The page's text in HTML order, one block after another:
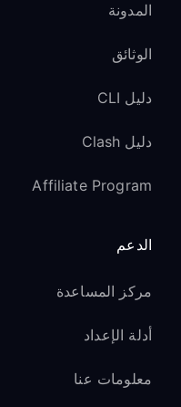
المدونة
الوثائق
دليل CLI
دليل Clash
Affiliate Program
الدعم
مركز المساعدة
أدلة الإعداد
معلومات عنا